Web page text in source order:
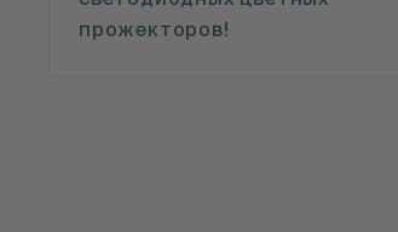
прожекторов!